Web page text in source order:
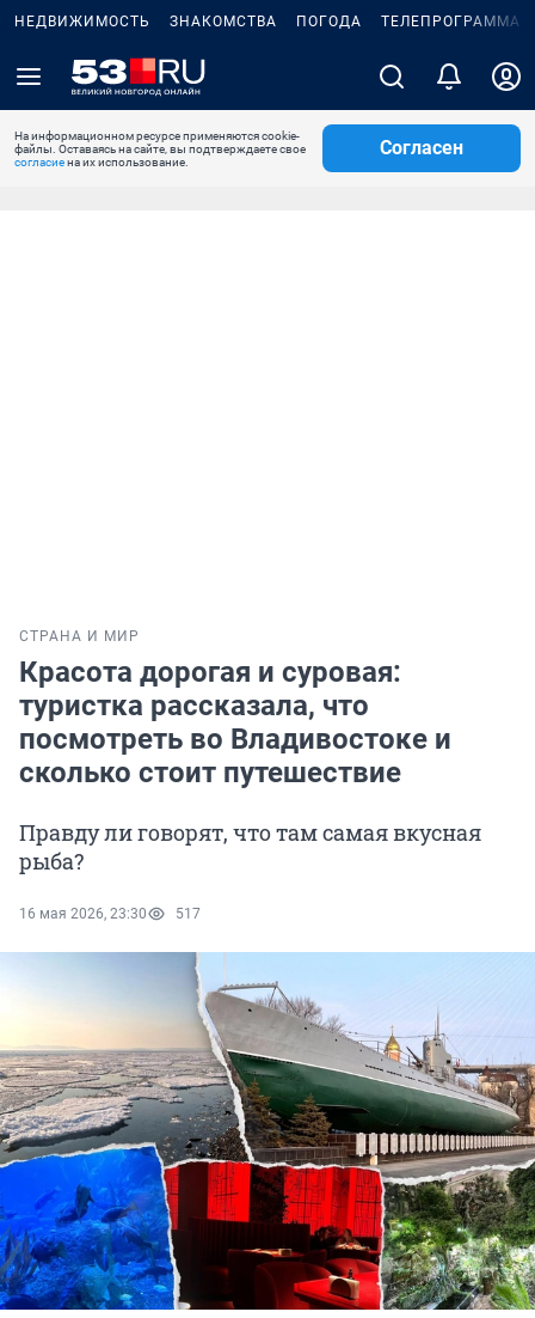
НЕДВИЖИМОСТЬ ЗНАКОМСТВА ПОГОДА ТЕЛЕПРОГРАММА
На информационном ресурсе применяются cookie-
файлы. Оставаясь на сайте, вы подтверждаете свое
согласиена их использование.
Согласен
СТРАНА И МИР
Красота дорогая и суровая:
туристка рассказала, что
посмотреть во Владивостоке и
сколько стоит путешествие
Правду ли говорят, что там самая вкусная
рыба?
16 мая 2026, 23:30 517